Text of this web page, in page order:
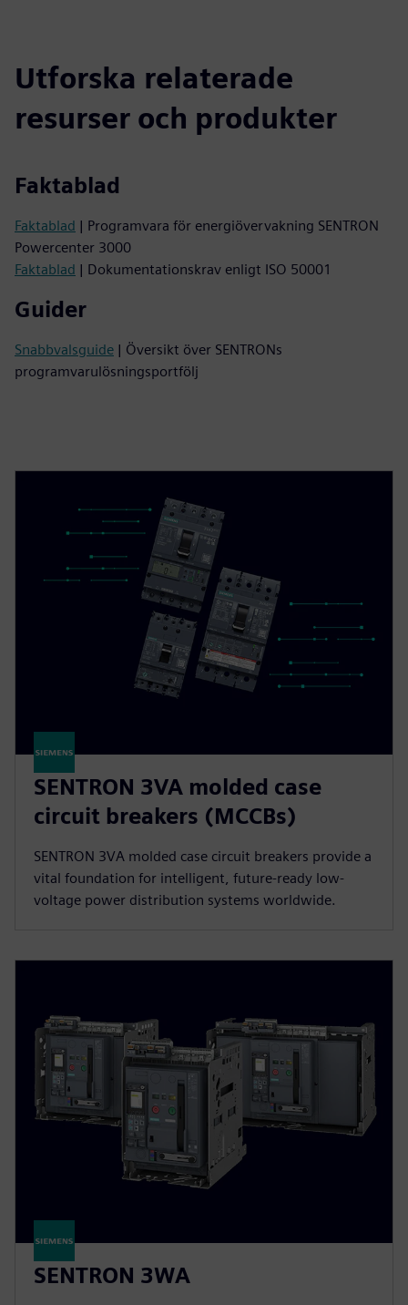
Utforska relaterade
resurser och produkter
Faktablad
Faktablad | Programvara för energiövervakning SENTRON
Powercenter 3000
Faktablad | Dokumentationskrav enligt ISO 50001
Guider
Snabbvalsguide | Översikt över SENTRONs
programvarulösningsportfölj
SENTRON 3VA molded case
circuit breakers (MCCBs)
SENTRON 3VA molded case circuit breakers provide a
vital foundation for intelligent, future-ready low-
voltage power distribution systems worldwide.
SENTRON 3WA